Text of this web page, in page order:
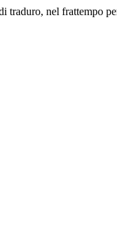
traduro, nel frattempo